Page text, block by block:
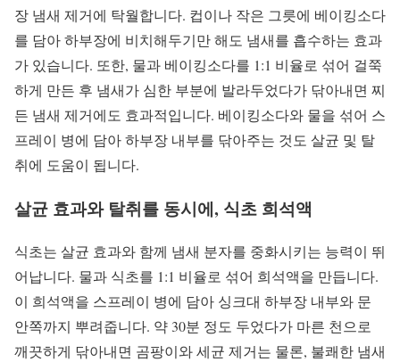
장 냄새 제거에 탁월합니다. 컵이나 작은 그릇에 베이킹소다
를 담아 하부장에 비치해두기만 해도 냄새를 흡수하는 효과
가 있습니다. 또한, 물과 베이킹소다를 1:1 비율로 섞어 걸쭉
하게 만든 후 냄새가 심한 부분에 발라두었다가 닦아내면 찌
든 냄새 제거에도 효과적입니다. 베이킹소다와 물을 섞어 스
프레이 병에 담아 하부장 내부를 닦아주는 것도 살균 및 탈
취에 도움이 됩니다.
살균 효과와 탈취를 동시에, 식초 희석액
식초는 살균 효과와 함께 냄새 분자를 중화시키는 능력이 뛰
어납니다. 물과 식초를 1:1 비율로 섞어 희석액을 만듭니다.
이 희석액을 스프레이 병에 담아 싱크대 하부장 내부와 문
안쪽까지 뿌려줍니다. 약 30분 정도 두었다가 마른 천으로
깨끗하게 닦아내면 곰팡이와 세균 제거는 물론, 불쾌한 냄새